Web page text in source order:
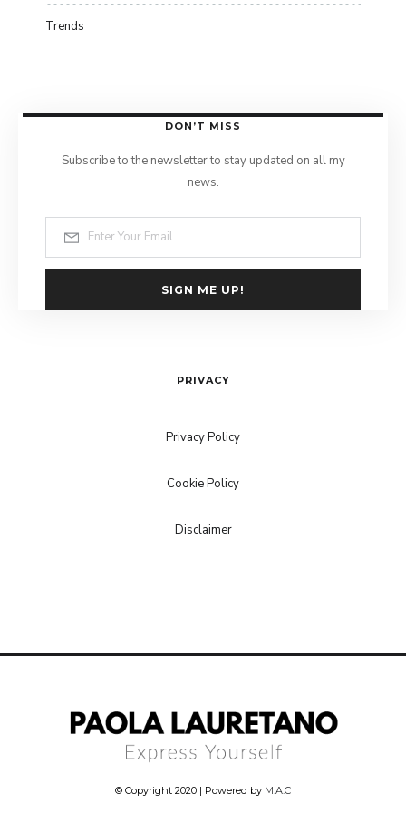
Trends
DON’T MISS
Subscribe to the newsletter to stay updated on all my
news.
SIGN ME UP!
PRIVACY
Privacy Policy
Cookie Policy
Disclaimer
© Copyright 2020 | Powered by M.A.C